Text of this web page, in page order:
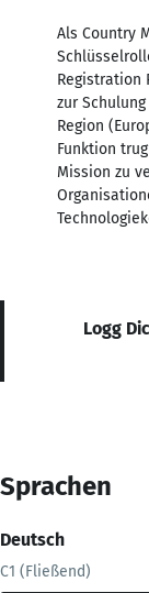
Als Country
Registration
zur
Region
Funktion
Mission zu
Logg
Sprachen
Deutsch
C1 (Fließend)